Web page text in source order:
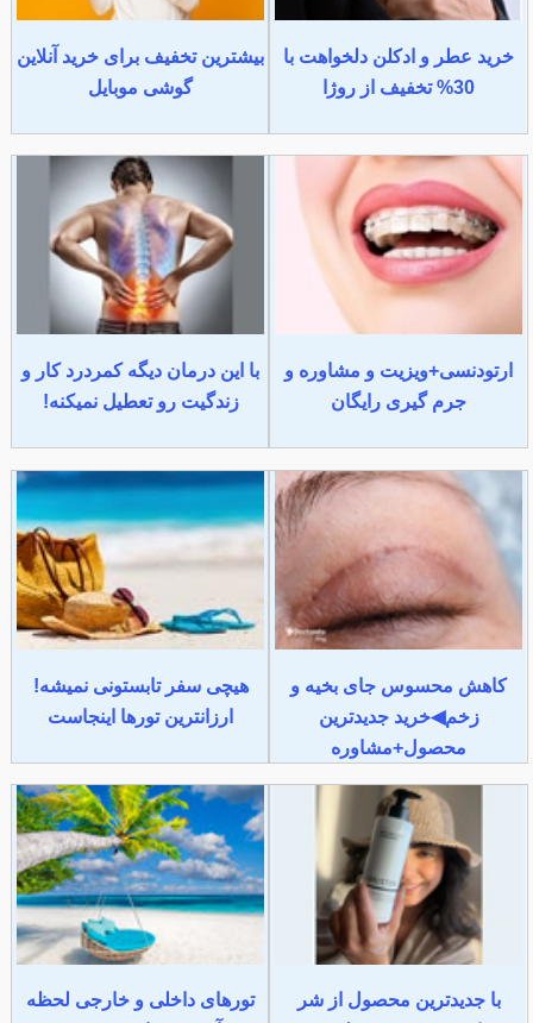
خرید عطر و ادکلن دلخواهت با
30% تخفیف از روژا
بیشترین تخفیف برای خرید آنلاین
گوشی موبایل
ارتودنسی+ویزیت و مشاوره و
جرم گیری رایگان
با این درمان دیگه کمردرد کار و
زندگیت رو تعطیل نمیکنه!
کاهش محسوس جای بخیه و
زخم◀خرید جدیدترین
محصول+مشاوره
هیچی سفر تابستونی نمیشه!
ارزانترین تورها اینجاست
با جدیدترین محصول از شر
تورهای داخلی و خارجی لحظه